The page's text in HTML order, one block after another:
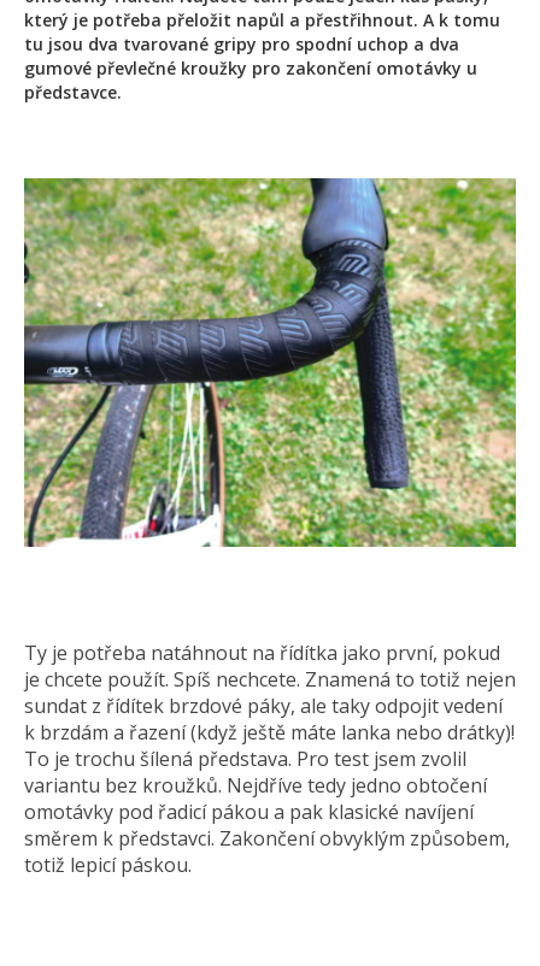
který je potřeba přeložit napůl a přestřihnout. A k tomu
tu jsou dva tvarované gripy pro spodní uchop a dva
gumové převlečné kroužky pro zakončení omotávky u
představce.
Ty je potřeba natáhnout na řídítka jako první, pokud
je chcete použít. Spíš nechcete. Znamená to totiž nejen
sundat z řídítek brzdové páky, ale taky odpojit vedení
k brzdám a řazení (když ještě máte lanka nebo drátky)!
To je trochu šílená představa. Pro test jsem zvolil
variantu bez kroužků. Nejdříve tedy jedno obtočení
omotávky pod řadicí pákou a pak klasické navíjení
směrem k představci. Zakončení obvyklým způsobem,
totiž lepicí páskou.